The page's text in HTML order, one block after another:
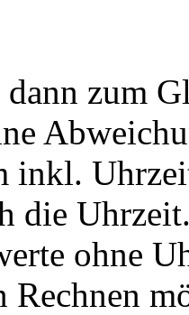
dann zum
inkl.
die
ohne
Rechnen